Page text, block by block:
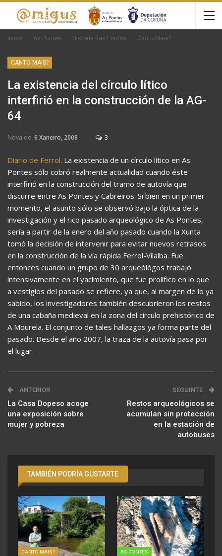
Inicio As Pontes Historia das Pontes Canto Mais?
CANTO MAIS?
La existencia del círculo lítico
interfirió en la construcción de la AG-
64
Nova do 6 Xaneiro, 2008 3
Diario de Ferrol. La existencia de un círculo lítico en As
Pontes sólo cobró realmente actualidad cuando éste
interfirió en la construcción del tramo de autovía que
discurre entre As Pontes y Cabreiros. Si bien en un primer
momento, el asunto sólo se observó bajo la óptica de la
investigación y el rico pasado arqueológico de As Pontes,
sería a partir de la enero del año pasado cuando la Xunta
tomó la decisión de intervenir para evitar nuevos retrasos
en la construcción de la vía rápida Ferrol-Vilalba. Fue
entonces cuando un grupo de 30 arqueólógos trabajó
intensivamente en el yacimiento, que fue prolífico en lo que
a vestigios del pasado se refiere, ya que, al margen de lo ya
sabido, los investigadores también descubrieron los restos
de una cabaña medieval en la zona del círculo prehistórico de
A Mourela. El conjunto de tales hallazgos ya forma parte del
pasado. Desde el año 2007, la traza de la autovía pasa por
el lugar.
ANTERIOR
La Casa Dopeso acoge
una exposición sobre
mujer y pobreza
SEGUINTE
Restos arqueológicos se
acumulan sin protección
en la estación de
autobuses
TAMBIÉN PODRÍA GUSTARTE
CANTO MAIS? AS PONTES